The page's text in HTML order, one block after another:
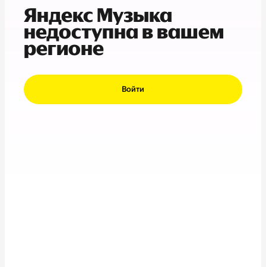
Яндекс Музыка
недоступна в вашем
регионе
Войти